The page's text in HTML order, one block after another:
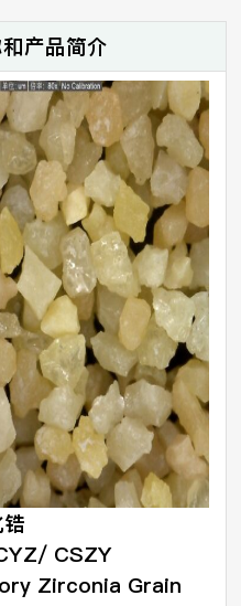
产品简介
CSZY
Zirconia Grain